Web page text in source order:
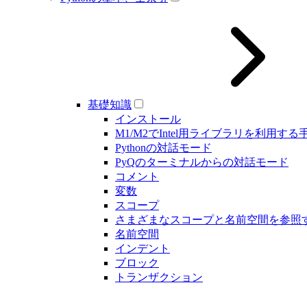
基礎知識
インストール
M1/M2でIntel用ライブラリを利用する
Pythonの対話モード
PyQのターミナルからの対話モード
コメント
変数
スコープ
さまざまなスコープと名前空間を参照
名前空間
インデント
ブロック
トランザクション